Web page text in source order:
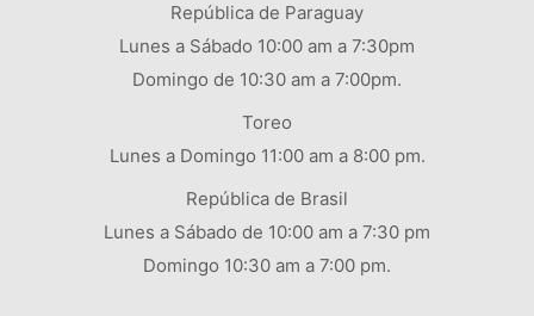
República de Paraguay
Lunes a Sábado 10:00 am a 7:30pm
Domingo de 10:30 am a 7:00pm.
Toreo
Lunes a Domingo 11:00 am a 8:00 pm.
República de Brasil
Lunes a Sábado de 10:00 am a 7:30 pm
Domingo 10:30 am a 7:00 pm.